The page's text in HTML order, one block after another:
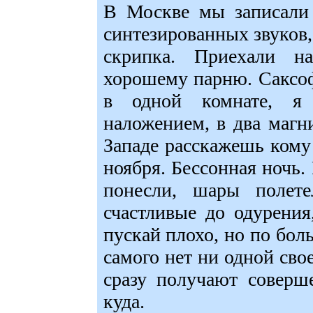
В Москве мы
синтезированных
скрипка. Приехали
хорошему парню.
в одной комнате, я
наложением, в два
Западе расскажешь
ноября. Бессонная
понесли, шары
счастливые до
пускай плохо, но по
самого нет ни одной
сразу получают
куда.